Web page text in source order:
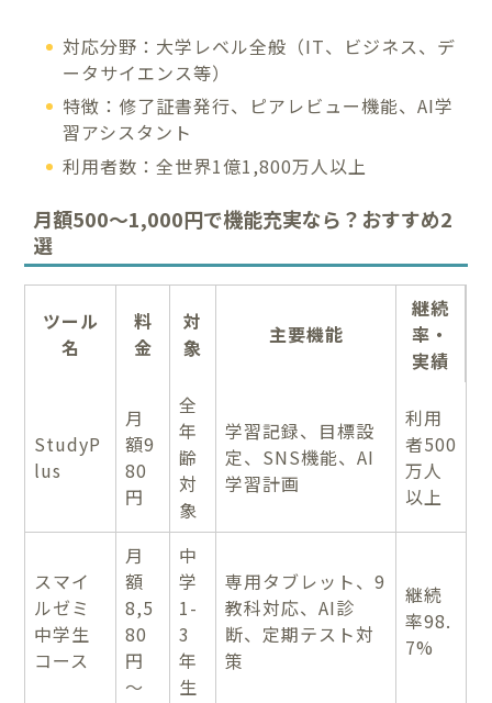
対応分野：大学レベル全般（IT、ビジネス、デ
ータサイエンス等）
特徴：修了証書発行、ピアレビュー機能、AI学
習アシスタント
利用者数：全世界1億1,800万人以上
月額500～1,000円で機能充実なら？おすすめ2
選
ツール
名
料
金
対
象
主要機能
継続
率・
実績
StudyP
lus
月
額9
80
円
全
年
齢
対
象
学習記録、目標設
定、SNS機能、AI
学習計画
利用
者500
万人
以上
スマイ
ルゼミ
中学生
コース
月
額
8,5
80
円
～
中
学
1-
3
年
生
専用タブレット、9
教科対応、AI診
断、定期テスト対
策
継続
率98.
7%